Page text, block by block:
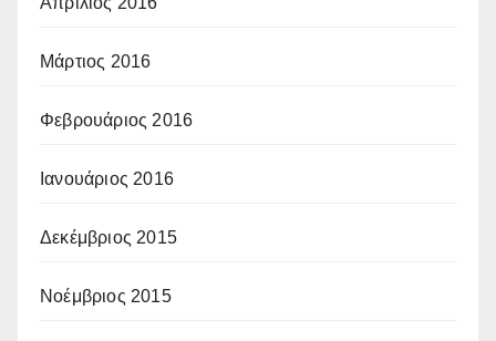
Μάρτιος 2016
Φεβρουάριος 2016
Ιανουάριος 2016
Δεκέμβριος 2015
Νοέμβριος 2015